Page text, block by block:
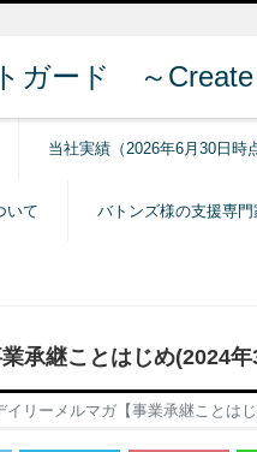
ガード ～Create
当社実績（2026年6月30日時
いて バトンズ様の支援専門
承継ことはじめ(2024年
イリーメルマガ【事業承継ことはじ